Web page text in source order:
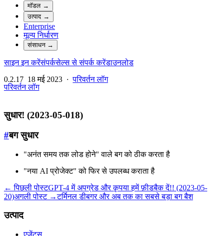
मॉडल →
उत्पाद →
Enterprise
मूल्य निर्धारण
संसाधन→
साइन इन करेंसंपर्कसेल्स से संपर्क करेंडाउनलोड
0.2.17 18 मई 2023 ·परिवर्तन लॉग
परिवर्तन लॉग
सुधार! (2023-05-018)
#बग सुधार
"अनंत समय तक लोड होने" वाले बग को ठीक करता है
"नया AI प्रोजेक्ट" को फिर से उपलब्ध कराता है
← पिछली पोस्टGPT-4 में अपग्रेड और कृपया हमें फ़ीडबैक दें!! (2023-05-
20)अगली पोस्ट →टर्मिनल डीबगर और अब तक का सबसे बड़ा बग बैश
उत्पाद
एजेंट्स